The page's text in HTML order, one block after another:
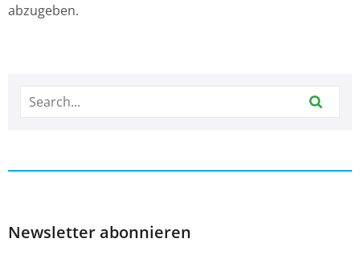
abzugeben.
Newsletter abonnieren